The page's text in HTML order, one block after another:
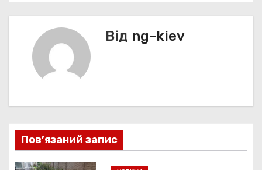
і
і
я
з
Від ng-kiev
Пов’язаний запис